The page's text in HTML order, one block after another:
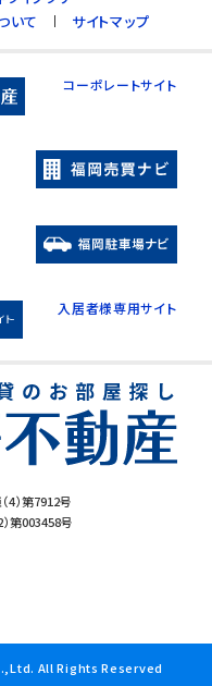
）第7912号
第003458号
いて サイトマップ
コーポレートサイト
入居者様専用サイト
All Rights Reserved